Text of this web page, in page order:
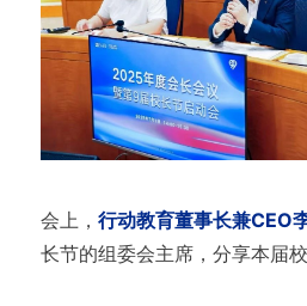
会上， 行动教育董事长兼CEO
长节的组委会主席，分享本届